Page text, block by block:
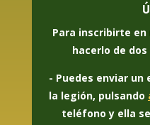
Para inscribirte
hacerlo de
- Puedes enviar un
la legión, pulsando
teléfono y ella